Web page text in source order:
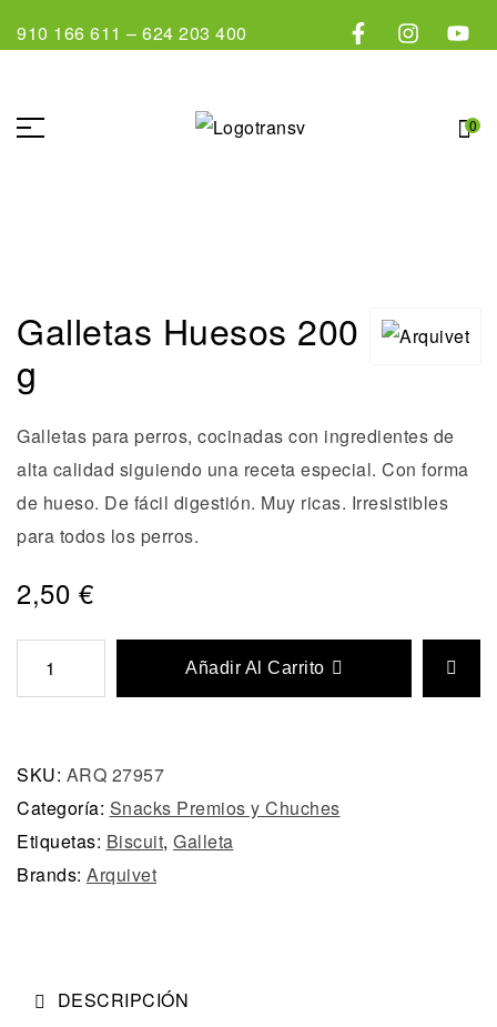
910 166 611 – 624 203 400
0
Galletas Huesos 200
g
Galletas para perros, cocinadas con ingredientes de
alta calidad siguiendo una receta especial. Con forma
de hueso. De fácil digestión. Muy ricas. Irresistibles
para todos los perros.
2,50 €
Añadir Al Carrito
SKU: ARQ 27957
Categoría: Snacks Premios y Chuches
Etiquetas: Biscuit, Galleta
Brands: Arquivet
DESCRIPCIÓN